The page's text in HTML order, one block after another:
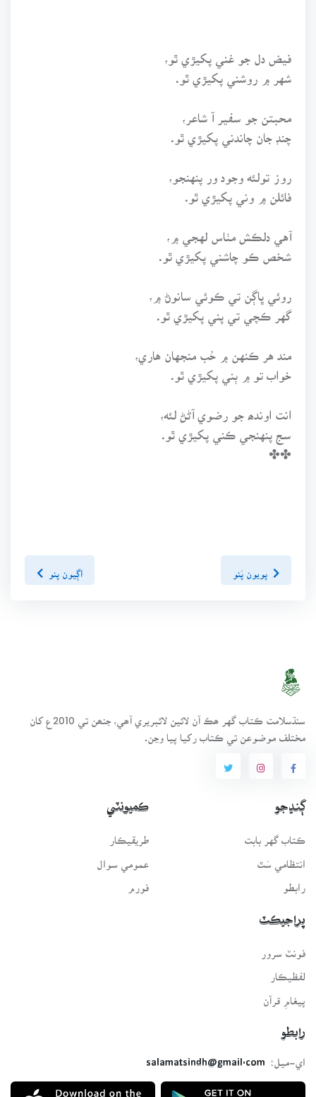
فيض دل جو غني پکيڙي ٿو،
شهر ۾ روشني پکيڙي ٿو.
محبتن جو سفير آ شاعر،
چنڊ جان چاندني پکيڙي ٿو.
روز تولئه وجود ور پنهنجو،
فائلن ۾ وني پکيڙي ٿو.
آهي دلڪش مٺاس لهجي ۾،
شخص ڪو چاشني پکيڙي ٿو.
روئي ڀاڳن تي ڪوئي سانوڻ ۾،
گهر ڪچي تي پني پکيڙي ٿو.
مند هر ڪنهن ۾ حُب منجهان هاري،
خواب تو ۾ ٻني پکيڙي ٿو.
انت اوندھ جو رضوي آڻڻ لئه،
سج پنهنجي ڪني پکيڙي ٿو.
✤✤
پويون پَنو اڳيون پنو
سنڌسلامت ڪتاب گهر ھڪ آن لائين لائبريري آھي، جنھن تي 2010ع کان
مختلف موضوعن تي ڪتاب رکيا پيا وڃن.
ڳنڍجو
ڪتاب گهر بابت
انتظامي سَٿ
رابطو
ڪميونٽي
طريقيڪار
عمومي سوال
فورم
پراجيڪٽ
لفظيڪار
پيغامِ قرآن
رابطو
اي-ميل:
salamatsindh@gmail.com